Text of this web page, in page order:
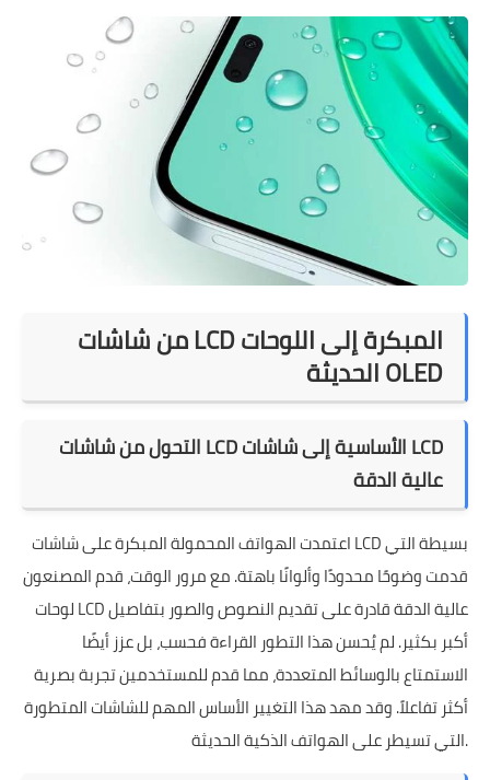
من شاشات LCD المبكرة إلى اللوحات
الحديثة OLED
التحول من شاشات LCD الأساسية إلى شاشات LCD
عالية الدقة
اعتمدت الهواتف المحمولة المبكرة على شاشات LCD بسيطة التي
قدمت وضوحًا محدودًا وألوانًا باهتة. مع مرور الوقت، قدم المصنعون
لوحات LCD عالية الدقة قادرة على تقديم النصوص والصور بتفاصيل
أكبر بكثير. لم يُحسن هذا التطور القراءة فحسب، بل عزز أيضًا
الاستمتاع بالوسائط المتعددة، مما قدم للمستخدمين تجربة بصرية
أكثر تفاعلاً. وقد مهد هذا التغيير الأساس المهم للشاشات المتطورة
التي تسيطر على الهواتف الذكية الحديثة.